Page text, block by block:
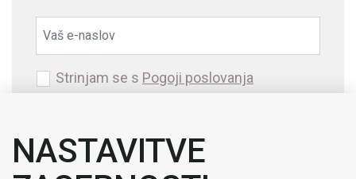
Strinjam se s Pogoji poslovanja
NASTAVITVE